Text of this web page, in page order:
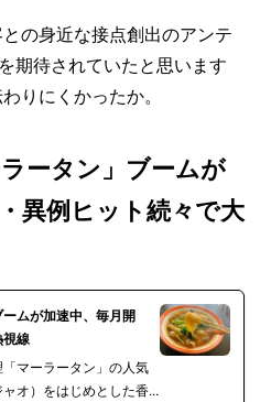
の身近な接点創出のアンテ
期待されていたと思います
りにくかったか。
ータン」ブームが
異例ヒット続々で大
ムが加速中、毎月開
線
マーラータン」の人気
オ）をはじめとした香...